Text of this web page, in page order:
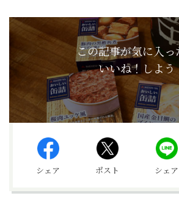
この記事が気に入っ
いいね！しよう
シェア ポスト シェア